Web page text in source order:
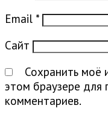
Email *
Сайт
Сохранить моё
этом браузере
комментариев.